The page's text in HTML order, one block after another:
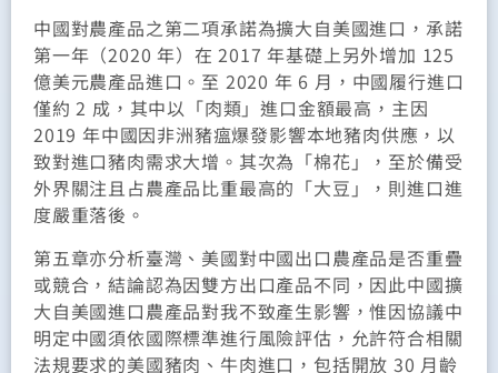
中國對農產品之第二項承諾為擴大自美國進口，承諾
第一年（2020 年）在 2017 年基礎上另外增加 125
億美元農產品進口。至 2020 年 6 月，中國履行進口
僅約 2 成，其中以「肉類」進口金額最高，主因
2019 年中國因非洲豬瘟爆發影響本地豬肉供應，以
致對進口豬肉需求大增。其次為「棉花」，至於備受
外界關注且占農產品比重最高的「大豆」，則進口進
度嚴重落後。
第五章亦分析臺灣、美國對中國出口農產品是否重疊
或競合，結論認為因雙方出口產品不同，因此中國擴
大自美國進口農產品對我不致產生影響，惟因協議中
明定中國須依國際標準進行風險評估，允許符合相關
法規要求的美國豬肉、牛肉進口，包括開放 30 月齡